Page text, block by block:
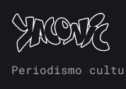
Periodismo